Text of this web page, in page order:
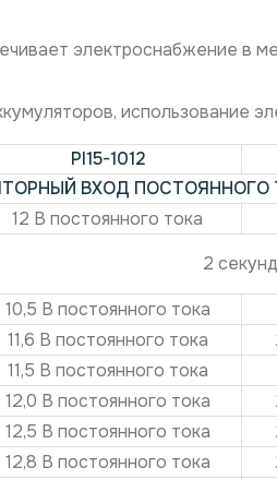
электроснабжение в
использование
PI15-1012
ВХОД ПОСТОЯННОГО
12 В постоянного тока
2
10,5 В постоянного тока
11,6 В постоянного тока
11,5 В постоянного тока
12,0 В постоянного тока
12,5 В постоянного тока
12,8 В постоянного тока